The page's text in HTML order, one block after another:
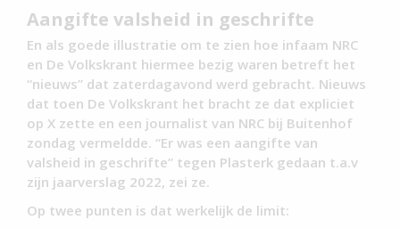
Aangifte valsheid in geschrifte
En als goede illustratie om te zien hoe infaam NRC
en De Volkskrant hiermee bezig waren betreft het
“nieuws” dat zaterdagavond werd gebracht. Nieuws
dat toen De Volkskrant het bracht ze dat expliciet
op X zette en een journalist van NRC bij Buitenhof
zondag vermeldde. “Er was een aangifte van
valsheid in geschrifte” tegen Plasterk gedaan t.a.v
zijn jaarverslag 2022, zei ze.
Op twee punten is dat werkelijk de limit: